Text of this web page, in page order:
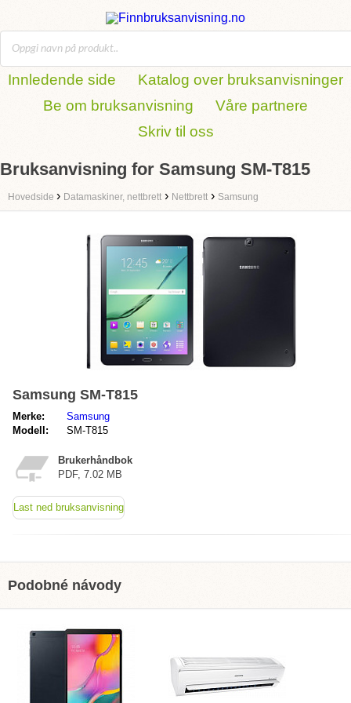
Innledende side
Katalog over bruksanvisninger
Be om bruksanvisning
Våre partnere
Skriv til oss
Bruksanvisning for Samsung SM-T815
Hovedside › Datamaskiner, nettbrett › Nettbrett › Samsung
Samsung SM-T815
Merke:
Samsung
Modell:
SM-T815
Brukerhåndbok
PDF, 7.02 MB
Last ned bruksanvisning
Podobné návody